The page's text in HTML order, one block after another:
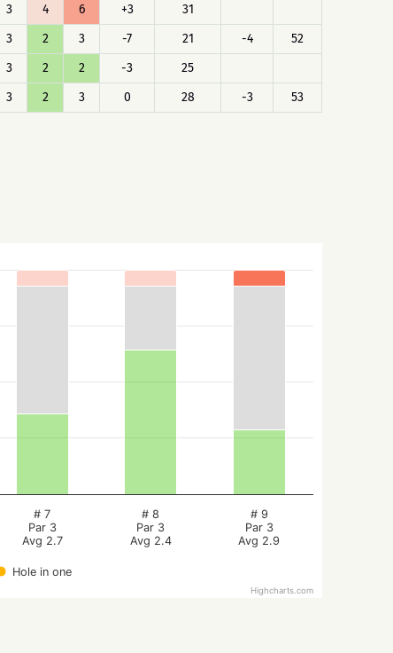
3 4 6 +3
31
3 2 3 -7 21 -4
52
3 2 2 -3
25
3 2 3 0 28 -3 53
Hole in one
# 7
Par 3
Avg 2.7
# 8
Par 3
Avg 2.4
# 9
Par 3
Avg 2.9
Highcharts.com